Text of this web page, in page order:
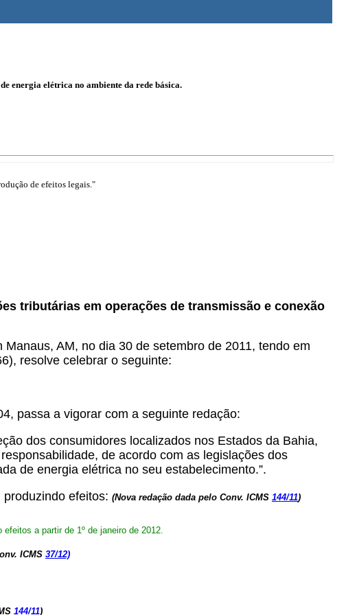
energia elétrica no ambiente da rede básica.
de efeitos legais."
tributárias em operações de transmissão e conexão
AM, no dia 30 de setembro de 2011, tendo em
resolve celebrar o seguinte:
passa a vigorar com a seguinte redação:
dos consumidores localizados nos Estados da Bahia,
de acordo com as legislações dos
de energia elétrica no seu estabelecimento.”.
efeitos: (Nova redação dada pelo Conv. ICMS 144/11)
a partir de 1º de janeiro de 2012.
ICMS 37/12)
144/11)